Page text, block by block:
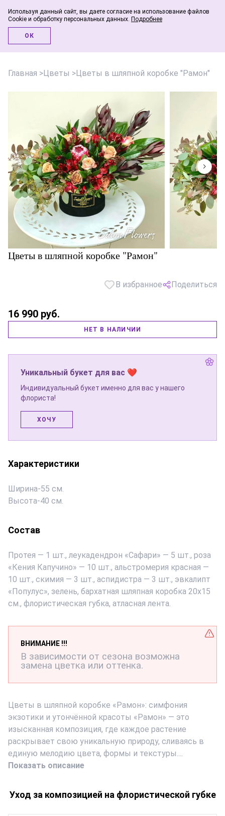
Главная >Цветы >Цветы в шляпной коробке "Рамон"
Цветы в шляпной коробке "Рамон"
В избранное Поделиться
16 990 руб.
НЕТ В НАЛИЧИИ
Уникальный букет для вас ❤
Индивидуальный букет именно для вас у нашего
флориста!
ХОЧУ
Характеристики
Ширина-55 см.
Высота-40 см.
Состав
Протея — 1 шт., леукадендрон «Сафари» — 5 шт., роза
«Кения Капучино» — 10 шт., альстромерия красная —
10 шт., скимия — 3 шт., аспидистра — 3 шт., эвкалипт
«Популус», зелень, бархатная шляпная коробка 20х15
см., флористическая губка, атласная лента.
ВНИМАНИЕ !!!
В зависимости от сезона возможна
замена цветка или оттенка.
Цветы в шляпной коробке «Рамон»: симфония
экзотики и утончённой красоты «Рамон» — это
изысканная композиция, где каждое растение
раскрывает свою уникальную природу, сливаясь в
единую мелодию цвета, формы и текстуры....
Показать описание
Уход за композицией на флористической губке
Используя данный сайт, вы даете согласие на использование файлов
Cookie и обработку персональных данных. Подробнее
ОК